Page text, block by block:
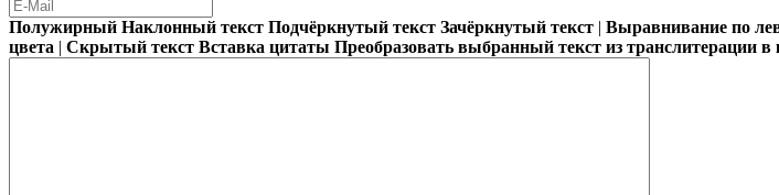
Полужирный Наклонный текст Подчёркнутый текст Зачёркнутый текст | Выравнивание по
цвета | Скрытый текст Вставка цитаты Преобразовать выбранный текст из транслитерации